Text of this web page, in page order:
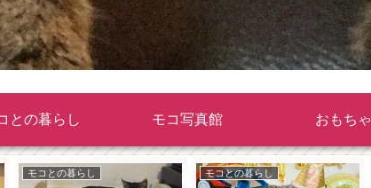
との暮らし モコ写真館 おもちゃ
モコとの暮らし モコとの暮らし